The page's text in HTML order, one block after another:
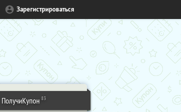
Зарегистрироваться
ПолучиКупон 83